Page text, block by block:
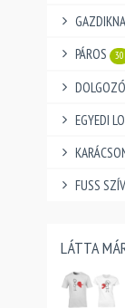
PÁROS 30
EGYEDI
FUSS
LÁTTA